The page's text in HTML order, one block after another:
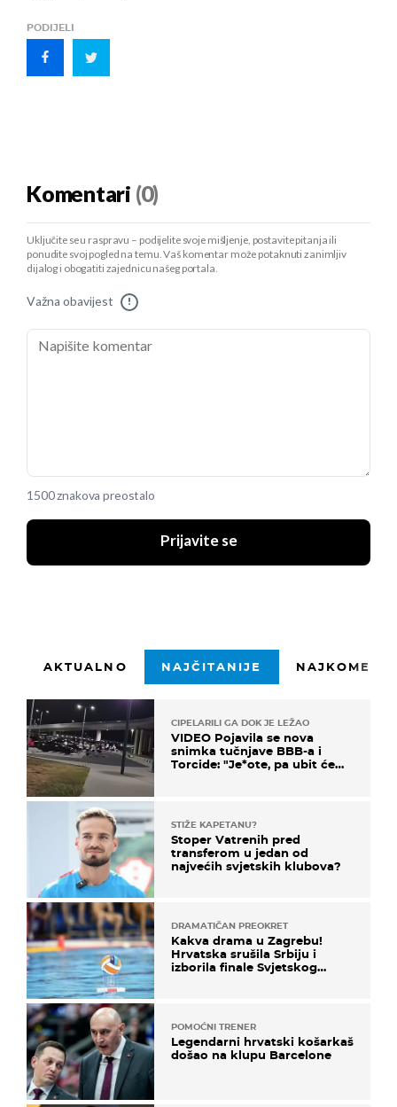
PODIJELI
Komentari (0)
Uključite se u raspravu – podijelite svoje mišljenje, postavite pitanja ili
ponudite svoj pogled na temu. Vaš komentar može potaknuti zanimljiv
dijalog i obogatiti zajednicu našeg portala.
Važna obavijest !
1500 znakova preostalo
Prijavite se
AKTUALNO NAJČITANIJE
CIPELARILI GA DOK JE LEŽAO
VIDEO Pojavila se nova
snimka tučnjave BBB-a i
Torcide: "Je*ote, pa ubit će
STIŽE KAPETANU?
Stoper Vatrenih pred
transferom u jedan od
najvećih svjetskih klubova?
DRAMATIČAN PREOKRET
Kakva drama u Zagrebu!
Hrvatska srušila Srbiju i
izborila finale Svjetskog
POMOĆNI TRENER
Legendarni hrvatski košarkaš
došao na klupu Barcelone